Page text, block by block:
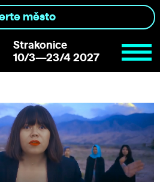
Strakonice
10/3—23/4 2027